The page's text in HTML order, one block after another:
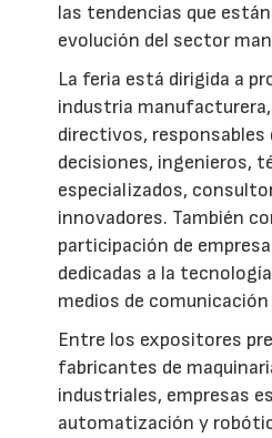
las tendencias que
evolución del sector
La feria está dirigida a
industria
directivos, responsables
decisiones, ingenieros,
especializados,
innovadores. También
participación de
dedicadas a la
medios de
Entre los expositores
fabricantes de
industriales, empresas
automatización y